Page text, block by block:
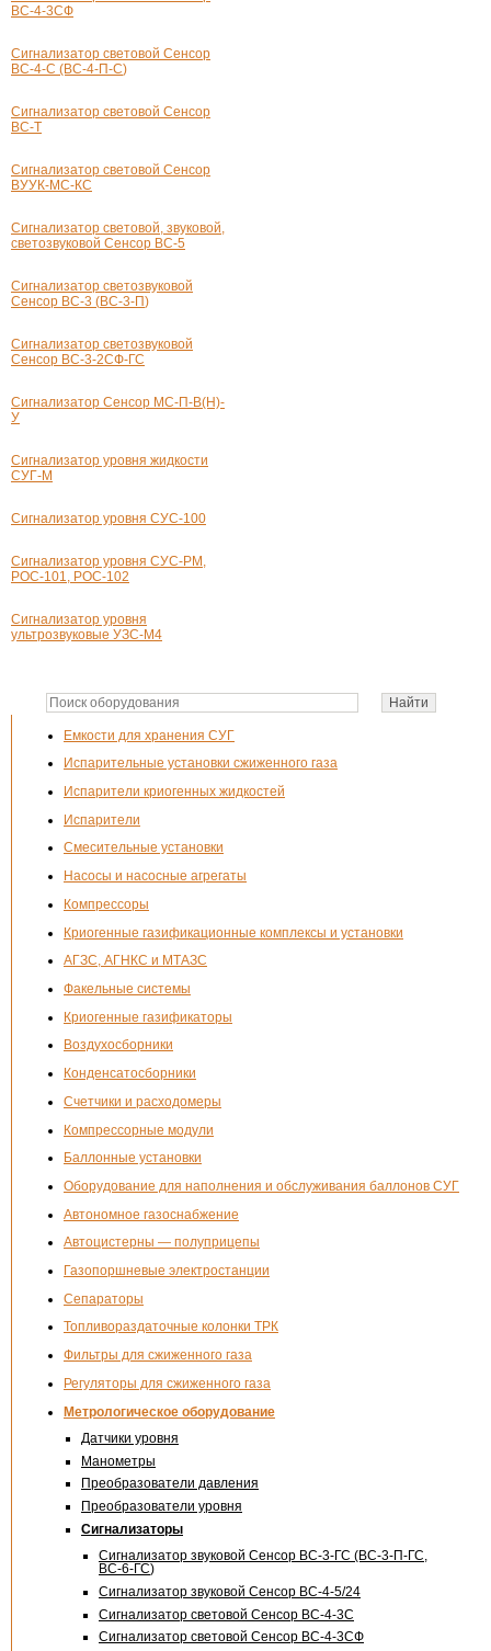
Емкости для хранения СУГ
Испарительные установки сжиженного газа
Испарители криогенных жидкостей
Испарители
Смесительные установки
Насосы и насосные агрегаты
Компрессоры
Криогенные газификационные комплексы и установки
АГЗС, АГНКС и МТАЗС
Факельные системы
Криогенные газификаторы
Воздухосборники
Конденсатосборники
Счетчики и расходомеры
Компрессорные модули
Баллонные установки
Оборудование для наполнения и обслуживания баллонов СУГ
Автономное газоснабжение
Автоцистерны — полуприцепы
Газопоршневые электростанции
Сепараторы
Топливораздаточные колонки ТРК
Фильтры для сжиженного газа
Регуляторы для сжиженного газа
Метрологическое оборудование
Датчики уровня
Манометры
Преобразователи давления
Преобразователи уровня
Сигнализаторы
Сигнализатор звуковой Сенсор ВС-3-ГС (ВС-3-П-ГС,
ВС-6-ГС)
Сигнализатор звуковой Сенсор ВС-4-5/24
Сигнализатор световой Сенсор ВС-4-3С
Сигнализатор световой Сенсор ВС-4-3СФ
ВС-4-3СФ
Сигнализатор световой Сенсор
ВС-4-С (ВС-4-П-С)
Сигнализатор световой Сенсор
ВС-Т
Сигнализатор световой Сенсор
ВУУК-МС-КС
Сигнализатор световой, звуковой,
светозвуковой Сенсор ВС-5
Сигнализатор светозвуковой
Сенсор ВС-3 (ВС-3-П)
Сигнализатор светозвуковой
Сенсор ВС-3-2СФ-ГС
Сигнализатор Сенсор МС-П-В(Н)-
У
Сигнализатор уровня жидкости
СУГ-М
Сигнализатор уровня СУС-100
Сигнализатор уровня СУС-PM,
РОС-101, РОС-102
Сигнализатор уровня
ультрозвуковые УЗС-М4